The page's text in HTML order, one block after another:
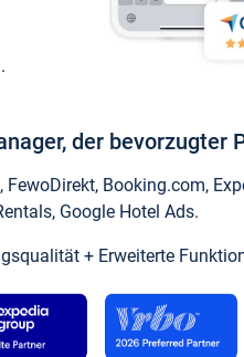
der bevorzugter
Booking.com,
Google Hotel Ads.
+ Erweiterte